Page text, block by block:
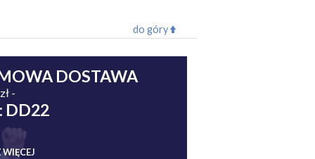
do góry
DOSTAWA
-
DD22